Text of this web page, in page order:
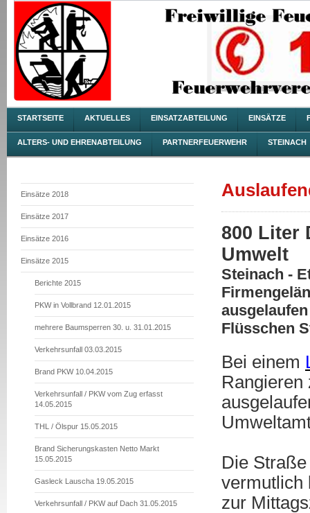
STARTSEITE AKTUELLES EINSATZABTEILUNG EINSÄTZE
ALTERS- UND EHRENABTEILUNG PARTNERFEUERWEHR STEINACH
Einsätze 2018
Einsätze 2017
Einsätze 2016
Einsätze 2015
Berichte 2015
PKW in Vollbrand 12.01.2015
mehrere Baumsperren 30. u. 31.01.2015
Verkehrsunfall 03.03.2015
Brand PKW 10.04.2015
Verkehrsunfall / PKW vom Zug erfasst
14.05.2015
THL / Ölspur 15.05.2015
Brand Sicherungskasten Netto Markt
15.05.2015
Gasleck Lauscha 19.05.2015
Verkehrsunfall / PKW auf Dach 31.05.2015
800 Liter
Umwelt
Steinach -
Flüsschen
Bei einem
Rangieren
Die
vermutlich
zur